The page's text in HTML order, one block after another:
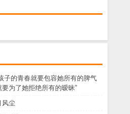
子的青春就要包容她所有的脾气
为了她拒绝所有的暧昧”
风尘